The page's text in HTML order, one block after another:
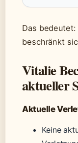
Das
beschränkt
Vitalie
aktueller
Aktuelle
Keine